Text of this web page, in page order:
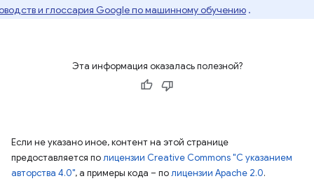
и глоссария Google по машинному обучению .
Эта информация оказалась полезной?
Если не указано иное, контент на этой странице
предоставляется полицензии Creative Commons "С указанием
авторства 4.0", а примеры кода – полицензии Apache 2.0.